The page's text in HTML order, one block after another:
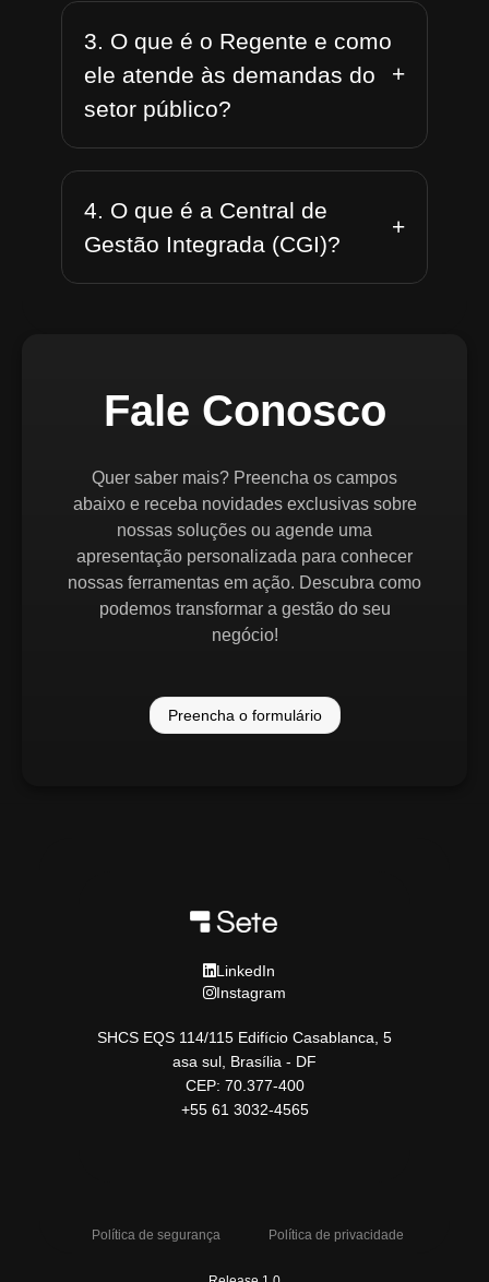
3. O que é o Regente e como
ele atende às demandas do
setor público?
+
4. O que é a Central de
Gestão Integrada (CGI)?
+
Fale Conosco
Quer saber mais? Preencha os campos
abaixo e receba novidades exclusivas sobre
nossas soluções ou agende uma
apresentação personalizada para conhecer
nossas ferramentas em ação. Descubra como
podemos transformar a gestão do seu
negócio!
Preencha o formulário
LinkedIn
Instagram
SHCS EQS 114/115 Edifício Casablanca, 5
asa sul, Brasília - DF
CEP: 70.377-400
+55 61 3032-4565
Política de segurança Política de privacidade